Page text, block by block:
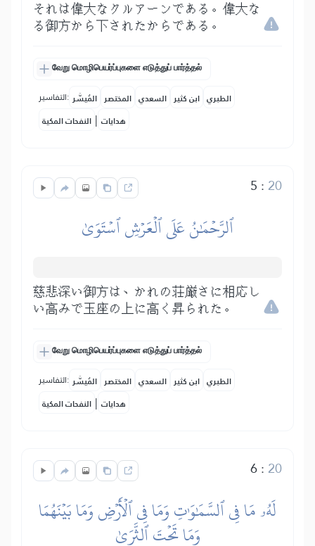
それは偉大なクルアーンである。偉大な
る御方から下されたからである。
வேறு மொழிபெயர்ப்புகளை எடுத்துப் பார்த்தல்
التفاسير: المُيسَّر المختصر السعدي ابن كثير الطبري
النفحات المكية | هدايات
5 : 20
ٱلرَّحۡمَٰنُ عَلَى ٱلۡعَرۡشِ ٱسۡتَوَىٰ
慈悲深い御方は、かれの荘厳さに相応し
い高みで玉座の上に高く昇られた。
வேறு மொழிபெயர்ப்புகளை எடுத்துப் பார்த்தல்
التفاسير: المُيسَّر المختصر السعدي ابن كثير الطبري
النفحات المكية | هدايات
6: 20
لَهُۥ مَا فِي ٱلسَّمَٰوَٰتِ وَمَا فِي ٱلۡأَرۡضِ وَمَا بَيۡنَهُمَا
وَمَا تَحۡتَ ٱلثَّرَىٰ